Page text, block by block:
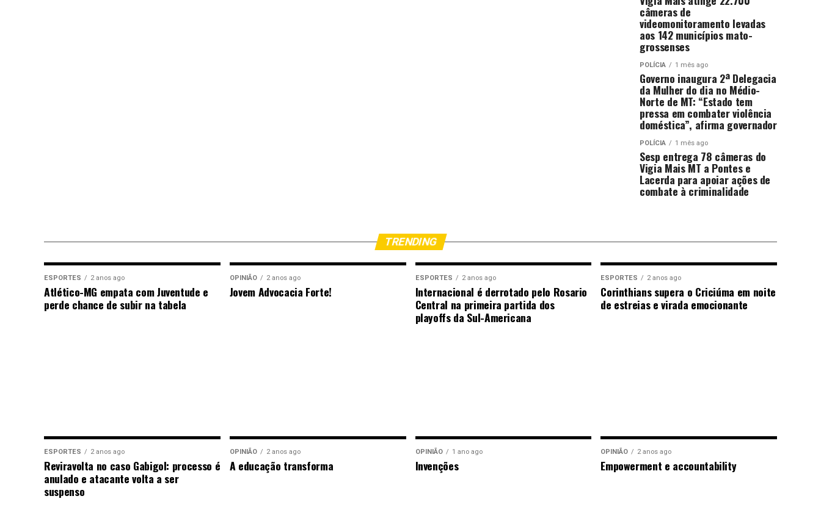
câmeras de
videomonitoramento levadas
aos 142 municípios mato-
grossenses
POLÍCIA 1 mês ago
Governo inaugura 2ª Delegacia
da Mulher do dia no Médio-
Norte de MT: “Estado tem
pressa em combater violência
doméstica”, afirma governador
POLÍCIA 1 mês ago
Sesp entrega 78 câmeras do
Vigia Mais MT a Pontes e
Lacerda para apoiar ações de
combate à criminalidade
TRENDING
ESPORTES 2 anos ago
Atlético-MG empata com Juventude e
perde chance de subir na tabela
OPINIÃO 2 anos ago
Jovem Advocacia Forte!
ESPORTES 2 anos ago
Internacional é derrotado pelo Rosario
Central na primeira partida dos
playoffs da Sul-Americana
ESPORTES 2 anos ago
Corinthians supera o Criciúma em noite
de estreias e virada emocionante
ESPORTES 2 anos ago
Reviravolta no caso Gabigol: processo é
anulado e atacante volta a ser
suspenso
OPINIÃO 2 anos ago
A educação transforma
OPINIÃO 1 ano ago
Invenções
OPINIÃO 2 anos ago
Empowerment e accountability